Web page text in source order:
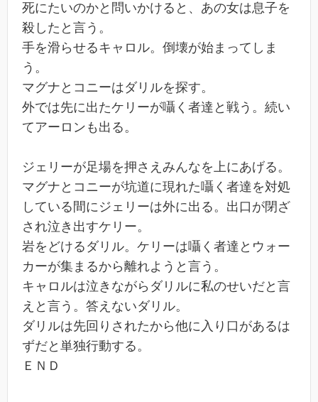
死にたいのかと問いかけると、あの女は息子を
殺したと言う。
手を滑らせるキャロル。倒壊が始まってしま
う。
マグナとコニーはダリルを探す。
外では先に出たケリーが囁く者達と戦う。続い
てアーロンも出る。
ジェリーが足場を押さえみんなを上にあげる。
マグナとコニーが坑道に現れた囁く者達を対処
している間にジェリーは外に出る。出口が閉ざ
され泣き出すケリー。
岩をどけるダリル。ケリーは囁く者達とウォー
カーが集まるから離れようと言う。
キャロルは泣きながらダリルに私のせいだと言
えと言う。答えないダリル。
ダリルは先回りされたから他に入り口があるは
ずだと単独行動する。
ＥＮＤ